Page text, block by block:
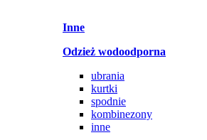
Inne
Odzież wodoodporna
ubrania
kurtki
spodnie
kombinezony
inne